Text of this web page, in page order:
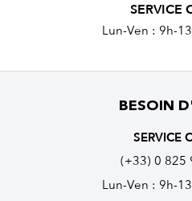
SERVICE
Lun-Ven : 9h-
BESOIN
SERVICE
(+33) 0 825
Lun-Ven : 9h-